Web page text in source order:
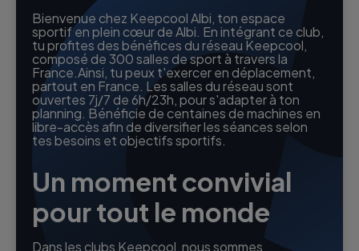
Bienvenue chez Keepcool Albi, ton espace
sportif en plein cœur de Albi. En intégrant ce club,
tu profites des bénéfices du réseau Keepcool,
composé de 300 salles de sport à travers la
France.Ainsi, tu peux t'exercer en déplacement,
partout en France. Les salles du réseau sont
ouvertes 7j/7 de 6h/23h, pour s'adapter à ton
planning. Bénéficie de centaines de machines en
libre-accès afin de diversifier les séances selon
tes besoins et objectifs sportifs.
Un moment convivial
pour tout le monde
Dans les clubs Keepcool, nous sommes